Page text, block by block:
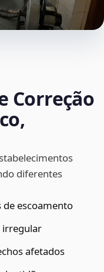
Correção
diferentes
de escoamento
irregular
afetados